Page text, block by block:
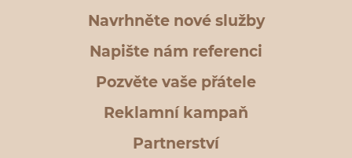
Navrhněte nové služby
Napište nám referenci
Pozvěte vaše přátele
Reklamní kampaň
Partnerství